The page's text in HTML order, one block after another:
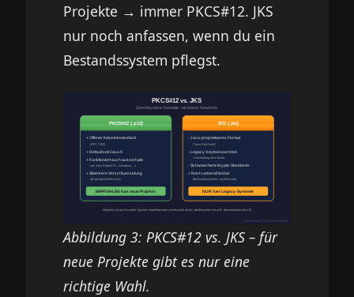
Projekte → immer PKCS#12. JKS
nur noch anfassen, wenn du ein
Bestandssystem pflegst.
Abbildung 3: PKCS#12 vs. JKS – für
neue Projekte gibt es nur eine
richtige Wahl.